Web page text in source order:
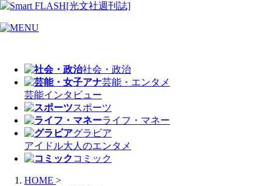
社会・政治
芸能・エンタメ
芸能インタビュー
スポーツ
ライフ・マネー
グラビア
アイドル大人のエンタメ
コミック
HOME >